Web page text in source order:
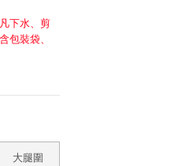
下水、剪
裝袋、
大腿圍